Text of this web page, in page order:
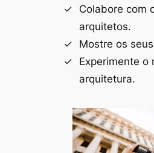
Colabore com
arquitetos.
Mostre os
Experimente o
arquitetura.